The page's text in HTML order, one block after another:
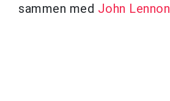
sammen med John Lennon